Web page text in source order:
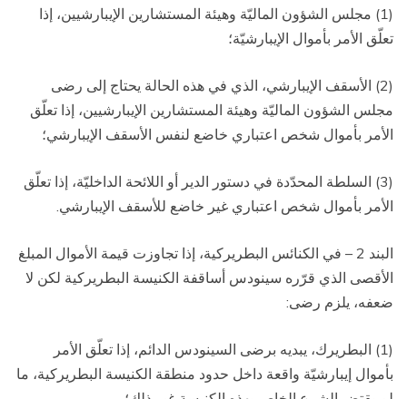
(1) مجلس الشؤون الماليّة وهيئة المستشارين الإيبارشيين، إذا
تعلّق الأمر بأموال الإيبارشيّة؛
(2) الأسقف الإيبارشي، الذي في هذه الحالة يحتاج إلى رضى
مجلس الشؤون الماليّة وهيئة المستشارين الإيبارشيين، إذا تعلّق
الأمر بأموال شخص اعتباري خاضع لنفس الأسقف الإيبارشي؛
(3) السلطة المحدّدة في دستور الدير أو اللائحة الداخليّة، إذا تعلّق
الأمر بأموال شخص اعتباري غير خاضع للأسقف الإيبارشي.
البند 2 – في الكنائس البطريركية، إذا تجاوزت قيمة الأموال المبلغ
الأقصى الذي قرّره سينودس أساقفة الكنيسة البطريركية لكن لا
ضعفه، يلزم رضى:
(1) البطريرك، يبديه برضى السينودس الدائم، إذا تعلّق الأمر
بأموال إيبارشيّة واقعة داخل حدود منطقة الكنيسة البطريركية، ما